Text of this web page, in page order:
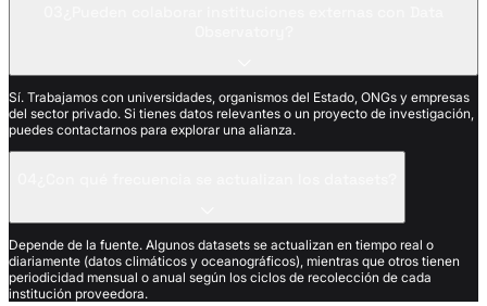
Sí. Trabajamos con universidades, organismos del Estado, ONGs y empresas
del sector privado. Si tienes datos relevantes o un proyecto de investigación,
puedes contactarnos para explorar una alianza.
Depende de la fuente. Algunos datasets se actualizan en tiempo real o
diariamente (datos climáticos y oceanográficos), mientras que otros tienen
periodicidad mensual o anual según los ciclos de recolección de cada
institución proveedora.